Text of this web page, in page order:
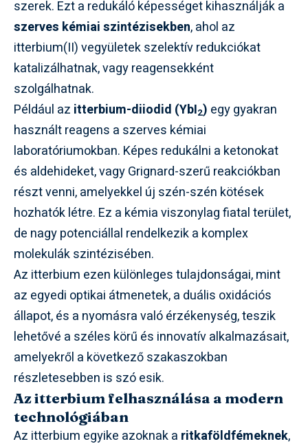
szerek. Ezt a redukáló képességet kihasználják a
szerves kémiai szintézisekben, ahol az
itterbium(II) vegyületek szelektív redukciókat
katalizálhatnak, vagy reagensekként
szolgálhatnak.
Például az itterbium-diiodid (YbI2) egy gyakran
használt reagens a szerves kémiai
laboratóriumokban. Képes redukálni a ketonokat
és aldehideket, vagy Grignard-szerű reakciókban
részt venni, amelyekkel új szén-szén kötések
hozhatók létre. Ez a kémia viszonylag fiatal terület,
de nagy potenciállal rendelkezik a komplex
molekulák szintézisében.
Az itterbium ezen különleges tulajdonságai, mint
az egyedi optikai átmenetek, a duális oxidációs
állapot, és a nyomásra való érzékenység, teszik
lehetővé a széles körű és innovatív alkalmazásait,
amelyekről a következő szakaszokban
részletesebben is szó esik.
Az itterbium felhasználása a modern
technológiában
Az itterbium egyike azoknak a ritkaföldfémeknek,